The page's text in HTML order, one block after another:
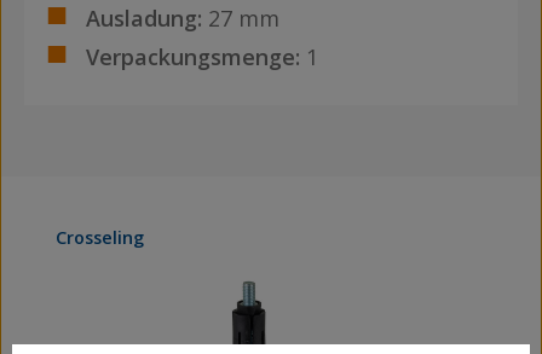
Ausladung: 27 mm
Verpackungsmenge: 1
Produktgalerie überspringen
Crosseling